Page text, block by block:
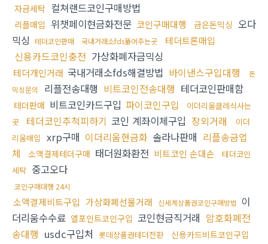
자금세탁 컬쳐랜드코인구매방법
리플매입 위챗페이현금화전문 코인구매대행 금은돈믹싱 오다
믹싱 테더코인판매 국내거래소fds뚫어주는곳 테더트론매입
신용카드코인충전 가상화폐자금믹싱
테더개인거래 국내거래소fds해결방법 바이낸스구입대행
돈
믹싱문의
리플전송대행 비트코인전송대행 테더코인판매함
테더판매 비트코인카드구입 파이코인구입
이더리움클레식사는
곳
테더코인추척피하기 코인 계좌이체구입 장외거래
이더
리움매입
xrp구매 이더리움현금화 솔라나판매 리플송금업
체
소액결제테더구매 태더원화환전 비트코인 손대손
테더코인
세탁 중고오다
코인구매대행 24시
소액결제비트구입 가상화폐선물거래 신세계상품권코인구매방법 이
더리움수수료 엘포인트코인구입 코인현금직거래 암호화폐전
송대행 usdc구입처 롯데상품권테더전환
신용카드비트코인구입